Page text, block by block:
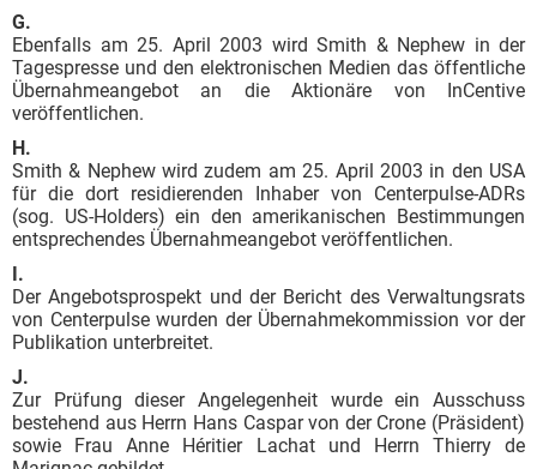
G.
Ebenfalls am 25. April 2003 wird Smith & Nephew in der
Tagespresse und den elektronischen Medien das öffentliche
Übernahmeangebot an die Aktionäre von InCentive
veröffentlichen.
H.
Smith & Nephew wird zudem am 25. April 2003 in den USA
für die dort residierenden Inhaber von Centerpulse-ADRs
(sog. US-Holders) ein den amerikanischen Bestimmungen
entsprechendes Übernahmeangebot veröffentlichen.
I.
Der Angebotsprospekt und der Bericht des Verwaltungsrats
von Centerpulse wurden der Übernahmekommission vor der
Publikation unterbreitet.
J.
Zur Prüfung dieser Angelegenheit wurde ein Ausschuss
bestehend aus Herrn Hans Caspar von der Crone (Präsident)
sowie Frau Anne Héritier Lachat und Herrn Thierry de